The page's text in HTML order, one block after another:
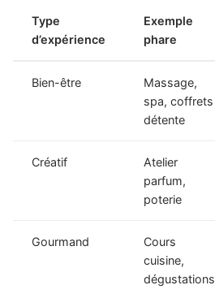
Type
d’expérience
Exemple
phare
Bien-être
Massage,
spa, coffrets
détente
Créatif
Atelier
parfum,
poterie
Gourmand
Cours
cuisine,
dégustations